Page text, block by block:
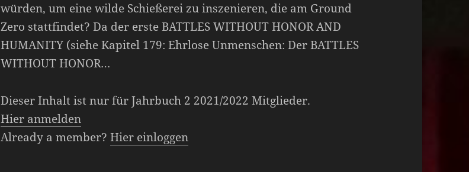
würden, um eine wilde Schießerei zu inszenieren, die am Ground
Zero stattfindet? Da der erste BATTLES WITHOUT HONOR AND
HUMANITY (siehe Kapitel 179: Ehrlose Unmenschen: Der BATTLES
WITHOUT HONOR…
Dieser Inhalt ist nur für Jahrbuch 2 2021/2022 Mitglieder.
Hier anmelden
Already a member?Hier einloggen